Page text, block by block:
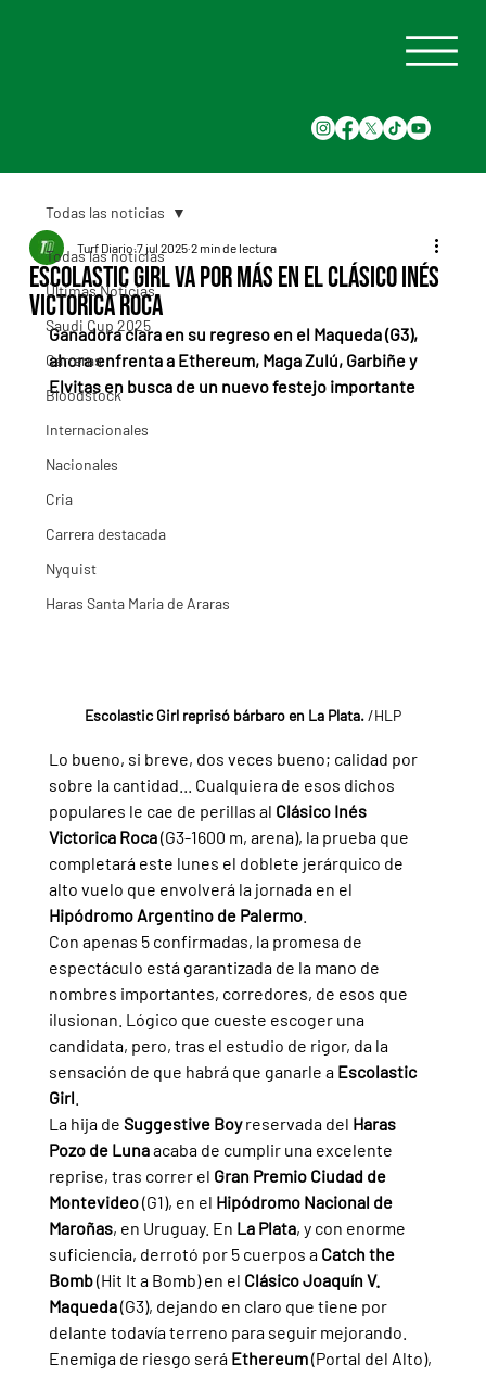
Todas las noticias
Últimas Noticias
Saudi Cup 2025
Carreras
Bloodstock
Internacionales
Nacionales
Cria
Carrera destacada
Nyquist
Haras Santa Maria de Araras
Todas las noticias
Escolastic Girl va por más en el Clásico Inés
Victorica Roca
Turf Diario 7 jul 2025 2 min de lectura
Ganadora clara en su regreso en el Maqueda (G3),
ahora enfrenta a Ethereum, Maga Zulú, Garbiñe y
Elvitas en busca de un nuevo festejo importante
Escolastic Girl reprisó bárbaro en La Plata. /HLP
Lo bueno, si breve, dos veces bueno; calidad por
sobre la cantidad... Cualquiera de esos dichos
populares le cae de perillas al Clásico Inés
Victorica Roca (G3-1600 m, arena), la prueba que
completará este lunes el doblete jerárquico de
alto vuelo que envolverá la jornada en el
Hipódromo Argentino de Palermo.
Con apenas 5 confirmadas, la promesa de
espectáculo está garantizada de la mano de
nombres importantes, corredores, de esos que
ilusionan. Lógico que cueste escoger una
candidata, pero, tras el estudio de rigor, da la
sensación de que habrá que ganarle a Escolastic
Girl
La hija de Suggestive Boy reservada del Haras
Pozo de Luna acaba de cumplir una excelente
reprise, tras correr el Gran Premio Ciudad de
Montevideo (G1), en el Hipódromo Nacional de
Maroñas, en Uruguay. En La Plata, y con enorme
suficiencia, derrotó por 5 cuerpos a Catch the
Bomb (Hit It a Bomb) en el Clásico Joaquín V.
Maqueda (G3), dejando en claro que tiene por
delante todavía terreno para seguir mejorando.
Enemiga de riesgo será Ethereum (Portal del Alto),